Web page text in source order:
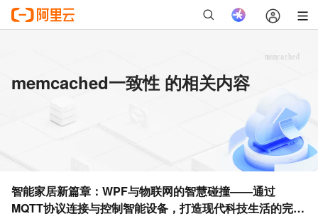
memcached一致性 的相关内容
智能家居新篇章：WPF与物联网的智慧碰撞——通过
MQTT协议连接与控制智能设备，打造现代科技生活的完美